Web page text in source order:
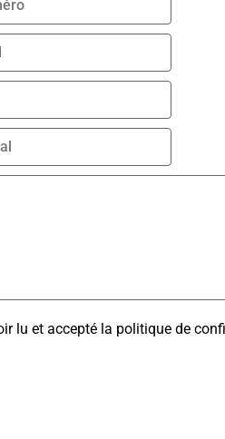
lu et accepté la politique de